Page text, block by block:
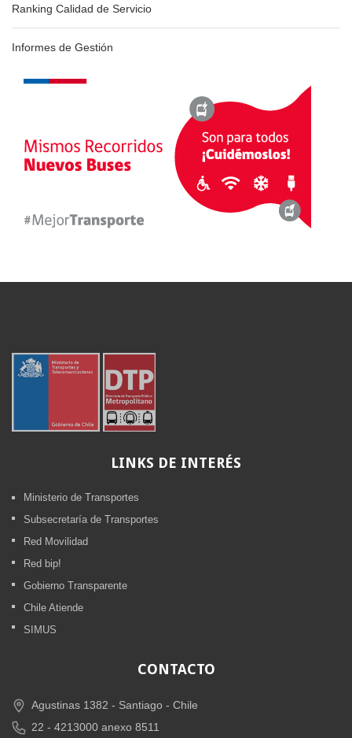
Ranking Calidad de Servicio
Informes de Gestión
LINKS DE INTERÉS
Ministerio de Transportes
Subsecretaría de Transportes
Red Movilidad
Red bip!
Gobierno Transparente
Chile Atiende
SIMUS
CONTACTO
Agustinas 1382 - Santiago - Chile
22 - 4213000 anexo 8511